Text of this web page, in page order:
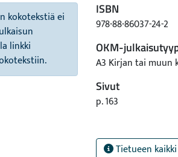
kokotekstiä ei
linkki
ISBN
978-88-86037-24-2
OKM-
A3 Kirjan tai muun
Sivut
p. 163
Tietueen